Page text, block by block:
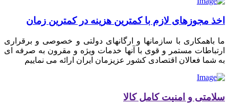
اخذ مجوزهای لازم با کمترین هزینه در کمترین زمان
ما باهمکاری با سازمانها و ارگانهای دولتی و خصوصی و برقراری
ارتباطات مستمر و قوی با آنها خدمات ویژه و مقرون به صرفه ای
به شما فعالان اقتصادی کشور عزیزمان ایران ارائه می نماییم
سلامتی و امنیت کامل کالا